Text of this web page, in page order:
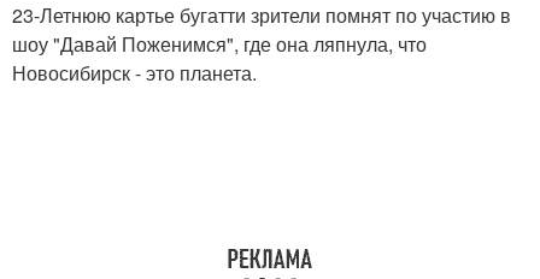
23-Летнюю картье бугатти зрители помнят по участию в
шоу "Давай Поженимся", где она ляпнула, что
Новосибирск - это планета.